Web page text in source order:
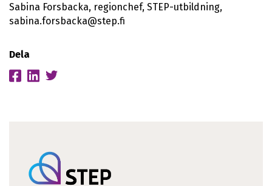
Sabina Forsbacka, regionchef, STEP-utbildning,
sabina.forsbacka@step.fi
Dela